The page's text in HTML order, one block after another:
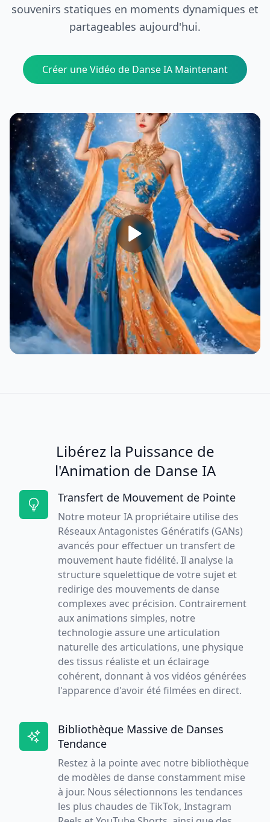
souvenirs statiques en moments dynamiques et
partageables aujourd'hui.
Créer une Vidéo de Danse IA Maintenant
Libérez la Puissance de
l'Animation de Danse IA
Transfert de Mouvement de Pointe
Notre moteur IA propriétaire utilise des
Réseaux Antagonistes Génératifs (GANs)
avancés pour effectuer un transfert de
mouvement haute fidélité. Il analyse la
structure squelettique de votre sujet et
redirige des mouvements de danse
complexes avec précision. Contrairement
aux animations simples, notre
technologie assure une articulation
naturelle des articulations, une physique
des tissus réaliste et un éclairage
cohérent, donnant à vos vidéos générées
l'apparence d'avoir été filmées en direct.
Bibliothèque Massive de Danses
Tendance
Restez à la pointe avec notre bibliothèque
de modèles de danse constamment mise
à jour. Nous sélectionnons les tendances
les plus chaudes de TikTok, Instagram